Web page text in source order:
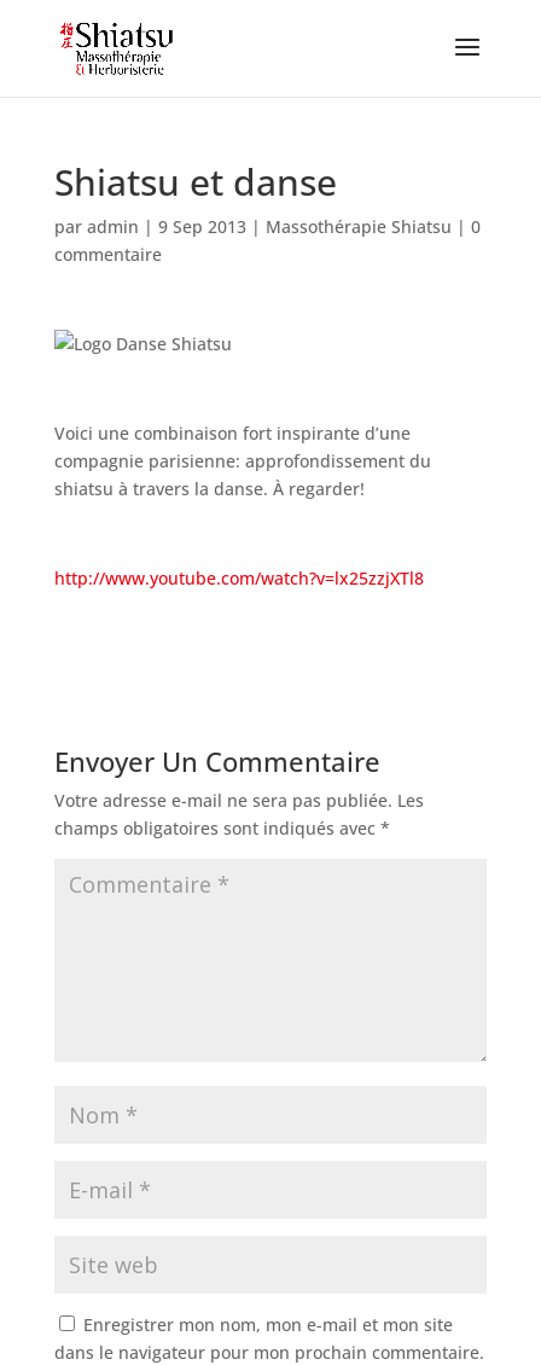
Shiatsu et danse
par admin | 9 Sep 2013| Massothérapie Shiatsu | 0
commentaire
Voici une combinaison fort inspirante d’une
compagnie parisienne: approfondissement du
shiatsu à travers la danse. À regarder!
http://www.youtube.com/watch?v=lx25zzjXTl8
Envoyer Un Commentaire
Votre adresse e-mail ne sera pas publiée. Les
champs obligatoires sont indiqués avec *
Enregistrer mon nom, mon e-mail et mon site
dans le navigateur pour mon prochain commentaire.